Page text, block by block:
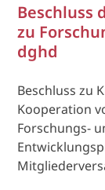
Beschluss
zu
dghd
Beschluss zu
Kooperation
Forschungs-